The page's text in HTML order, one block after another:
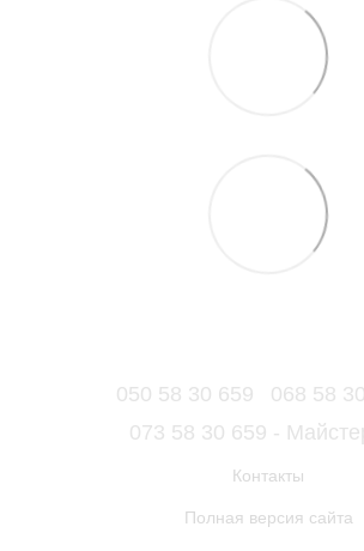
050 58 30 659
068 58
073 58 30 659 -
Контакты
Полная версия сайта